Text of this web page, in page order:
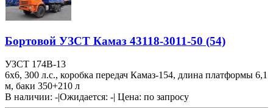
Бортовой УЗСТ Камаз 43118-3011-50 (54)
УЗСТ 174В-13
6х6, 300 л.с., коробка передач Камаз-154, длина платформы 6,1
м, баки 350+210 л
В наличии: -Ожидается: - Цена: по запросу